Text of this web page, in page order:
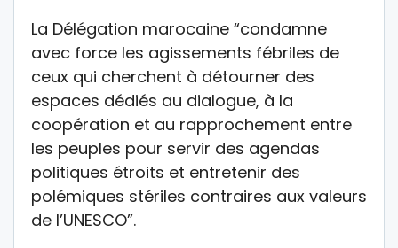
La Délégation marocaine “condamne
avec force les agissements fébriles de
ceux qui cherchent à détourner des
espaces dédiés au dialogue, à la
coopération et au rapprochement entre
les peuples pour servir des agendas
politiques étroits et entretenir des
polémiques stériles contraires aux valeurs
de l’UNESCO”.